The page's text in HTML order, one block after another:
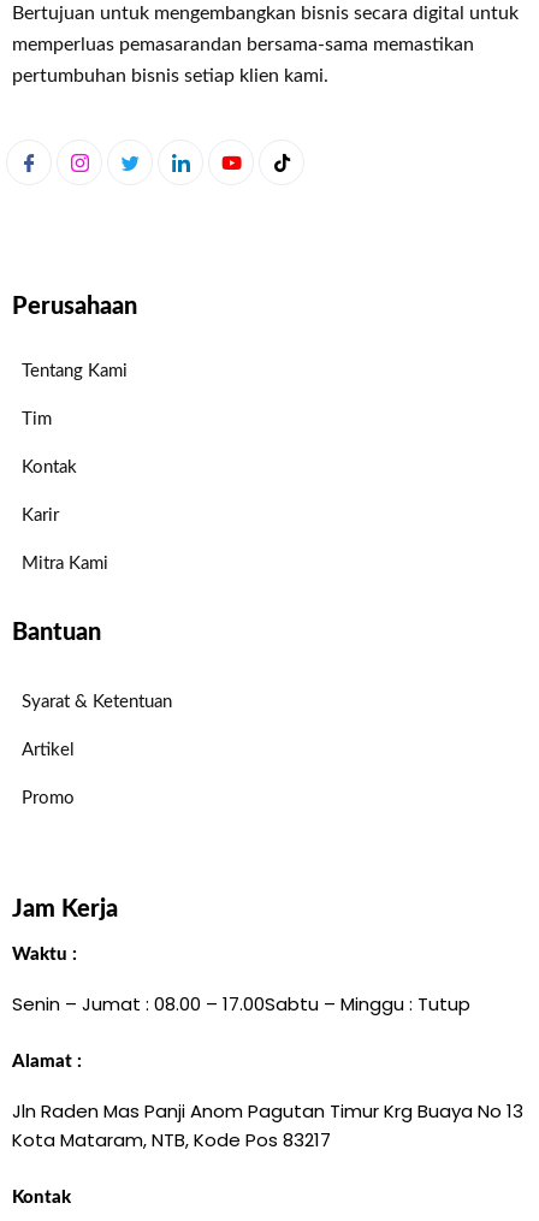
Bertujuan untuk mengembangkan bisnis secara digital untuk
memperluas pemasarandan bersama-sama memastikan
pertumbuhan bisnis setiap klien kami.
Perusahaan
Tentang Kami
Tim
Kontak
Karir
Mitra Kami
Bantuan
Syarat & Ketentuan
Artikel
Promo
Jam Kerja
Waktu :
Senin – Jumat : 08.00 – 17.00Sabtu – Minggu : Tutup
Alamat :
Jln Raden Mas Panji Anom Pagutan Timur Krg Buaya No 13
Kota Mataram, NTB, Kode Pos 83217
Kontak